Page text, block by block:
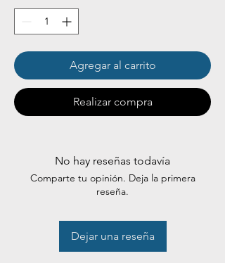
Agregar al carrito
Realizar compra
No hay reseñas todavía
Comparte tu opinión. Deja la primera
reseña.
Dejar una reseña